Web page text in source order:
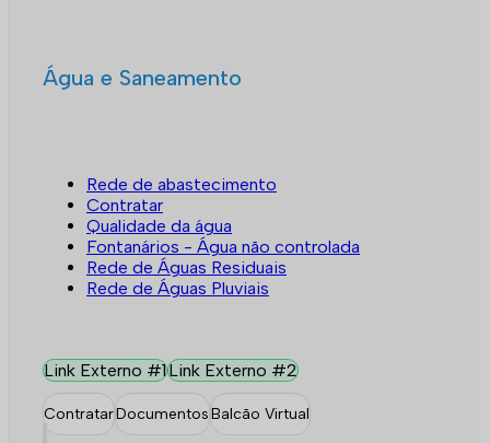
Água e Saneamento
Rede de abastecimento
Contratar
Qualidade da água
Fontanários - Água não controlada
Rede de Águas Residuais
Rede de Águas Pluviais
Link Externo #1Link Externo #2
ContratarDocumentosBalcão Virtual